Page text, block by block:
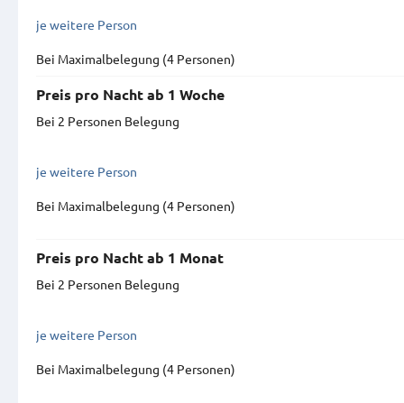
je weitere Person
Bei Maximal­belegung (4 Personen)
Preis pro Nacht ab 1 Woche
Bei 2 Personen Belegung
je weitere Person
Bei Maximal­belegung (4 Personen)
Preis pro Nacht ab 1 Monat
Bei 2 Personen Belegung
je weitere Person
Bei Maximal­belegung (4 Personen)